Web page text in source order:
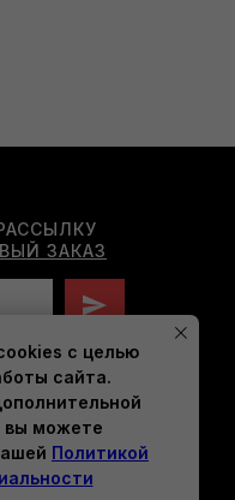
ЗАКАЗ
согласие на
данных
с целью
сайта.
вы можете
Политикой